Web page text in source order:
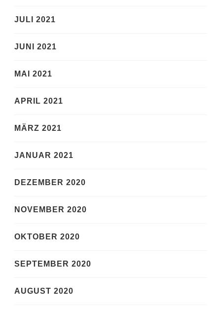
JULI 2021
JUNI 2021
MAI 2021
APRIL 2021
MÄRZ 2021
JANUAR 2021
DEZEMBER 2020
NOVEMBER 2020
OKTOBER 2020
SEPTEMBER 2020
AUGUST 2020